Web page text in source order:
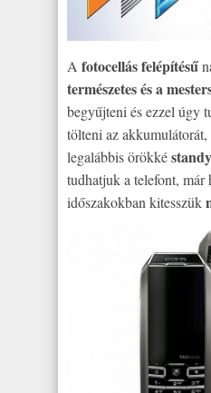
A fotocellás felépítésű
természetes és a
begyűjteni és ezzel úgy
tölteni az
legalábbis örökké
tudhatjuk a telefont, már
időszakokban kitesszük